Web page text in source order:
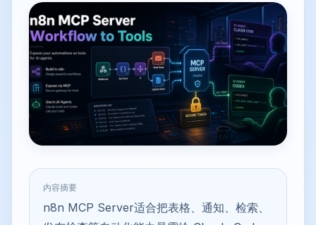
内容摘要
n8n MCP Server适合把表格、通知、检索、